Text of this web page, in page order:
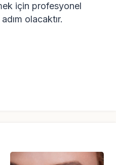
için profesyonel
olacaktır.